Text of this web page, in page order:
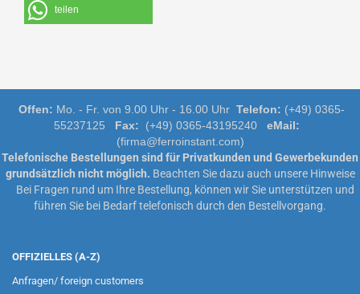
teilen
Offen: Mo. - Fr. von 9.00 Uhr - 16.00 Uhr Telefon: (+49) 0365-
55237125 Fax: (+49) 0365-43195240 eMail:
(firma@ferroinstant.com)
Telefonische Bestellungen sind für Privatkunden und Gewerbekunden
grundsätzlich nicht möglich. Beachten Sie dazu auch unsere Hinweise
Bei Fragen rund um Ihre Bestellung, können wir Sie unterstützen und
führen Sie bei Bedarf telefonisch durch den Bestellvorgang.
OFFIZIELLES (A-Z)
Anfragen/ foreign customers